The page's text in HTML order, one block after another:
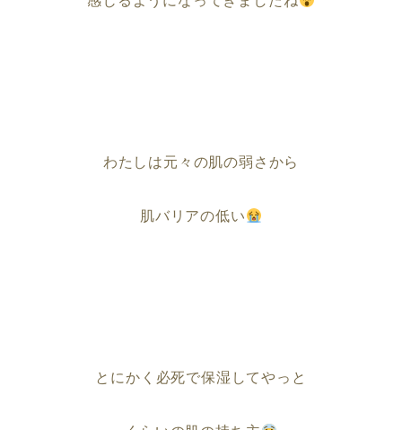
わたしは元々の肌の弱さから
肌バリアの低い
とにかく必死で保湿してやっと